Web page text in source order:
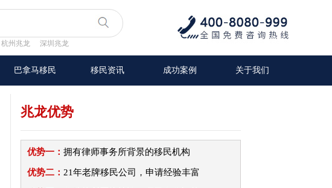
杭州兆龙 深圳兆龙
巴拿马移民 移民资讯 成功案例 关于我们
兆龙优势
优势一： 拥有律师事务所背景的移民机构
优势二： 21年老牌移民公司，申请经验丰富